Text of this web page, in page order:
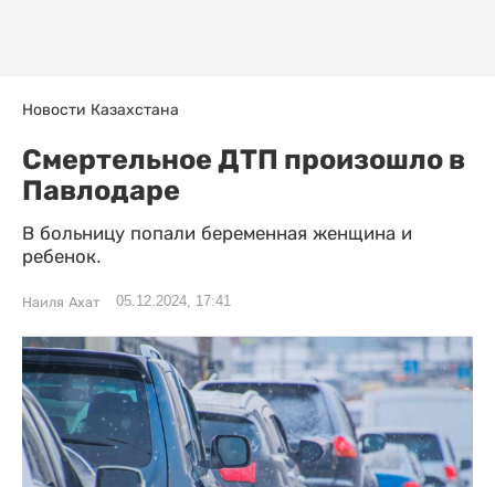
Новости Казахстана
Смертельное ДТП произошло в
Павлодаре
В больницу попали беременная женщина и
ребенок.
Наиля Ахат 05.12.2024, 17:41